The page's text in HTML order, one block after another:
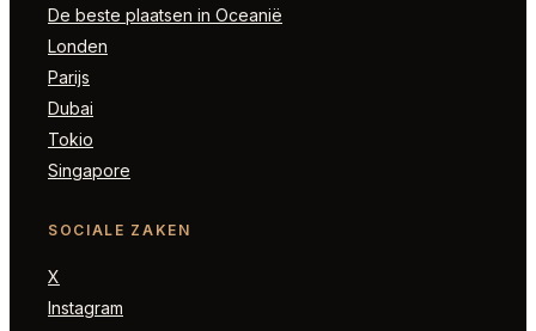
De beste plaatsen in Oceanië
Londen
Parijs
Dubai
Tokio
Singapore
SOCIALE ZAKEN
X
Instagram